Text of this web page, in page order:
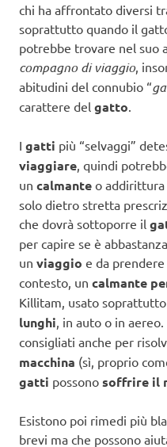
chi ha affrontato diversi
soprattutto quando il
potrebbe trovare nel suo
compagno di viaggio,
abitudini del connubio “
carattere del gatto.
I gatti più “selvaggi”
viaggiare, quindi
un calmante o addirittura
solo dietro stretta
che dovrà sottoporre il
per capire se è
un viaggio e da prendere
contesto, un calmante
Killitam, usato
lunghi, in auto o in
consigliati anche per
macchina (sì, proprio
gatti possono soffrire il
Esistono poi rimedi più
brevi ma che possono